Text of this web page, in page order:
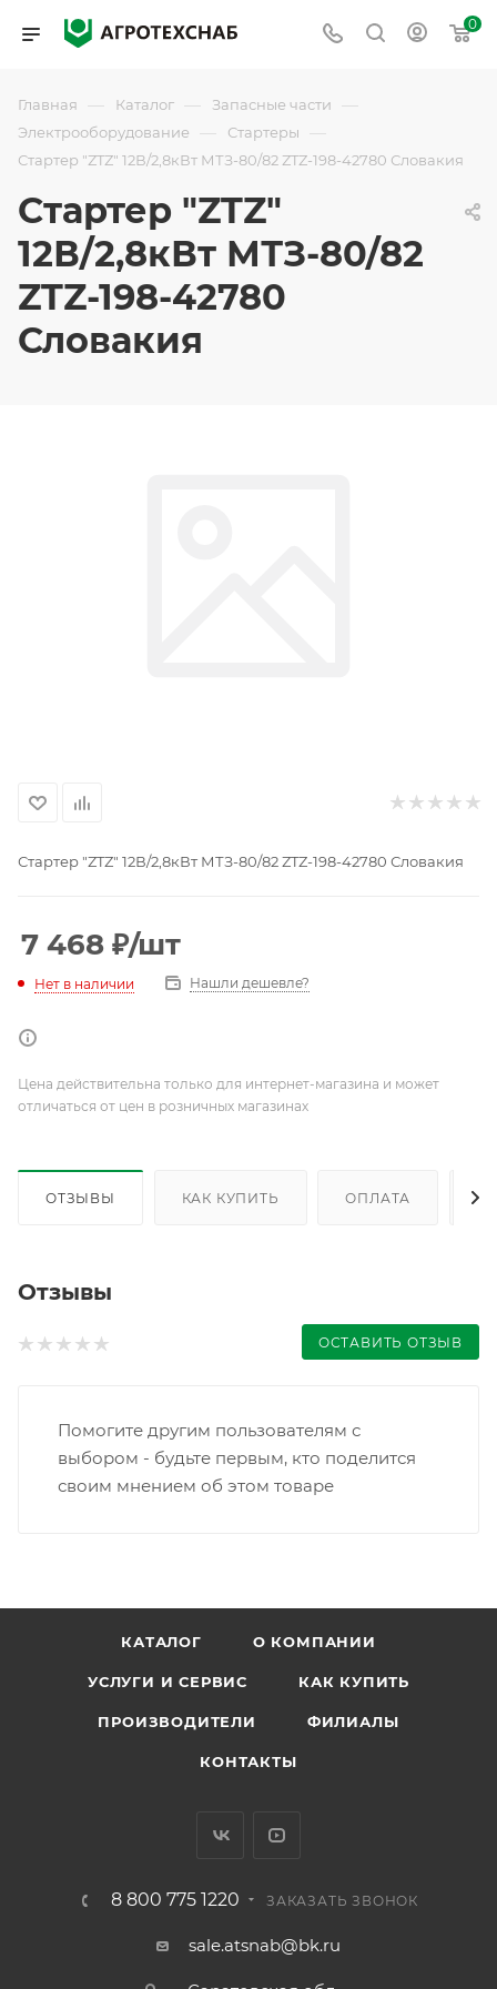
0
Главная — Каталог — Запасные части —
Электрооборудование — Стартеры —
Стартер "ZTZ" 12В/2,8кВт МТЗ-80/82 ZTZ-198-42780 Словакия
Стартер "ZTZ"
12В/2,8кВт МТЗ-80/82
ZTZ-198-42780
Словакия
Стартер "ZTZ" 12В/2,8кВт МТЗ-80/82 ZTZ-198-42780 Словакия
7 468 ₽/шт
Нет в наличии Нашли дешевле?
Цена действительна только для интернет-магазина и может
отличаться от цен в розничных магазинах
ОТЗЫВЫ КАК КУПИТЬ ОПЛАТА
Отзывы
ОСТАВИТЬ ОТЗЫВ
Помогите другим пользователям с
выбором - будьте первым, кто поделится
своим мнением об этом товаре
КАТАЛОГ О КОМПАНИИ
УСЛУГИ И СЕРВИС КАК КУПИТЬ
ПРОИЗВОДИТЕЛИ ФИЛИАЛЫ
КОНТАКТЫ
8 800 775 1220 ЗАКАЗАТЬ ЗВОНОК
sale.atsnab@bk.ru